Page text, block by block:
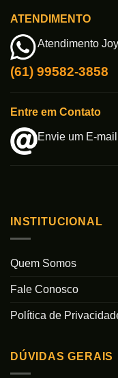
ATENDIMENTO
Atendimento
(61) 99582-3858
Entre em Contato
Envie um E-mail
INSTITUCIONAL
Quem Somos
Fale Conosco
Política de
DÚVIDAS GERAIS